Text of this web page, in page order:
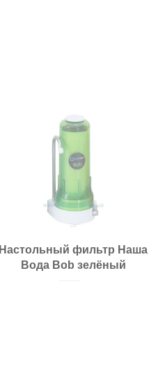
Настольный фильтр Наша
Вода Bob зелёный